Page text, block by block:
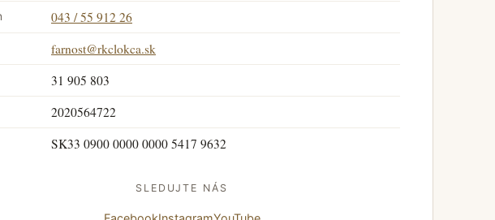
043 / 55 912 26
farnost@rkclokca.sk
31 905 803
2020564722
SK33 0900 0000 0000 5417 9632
SLEDUJTE NÁS